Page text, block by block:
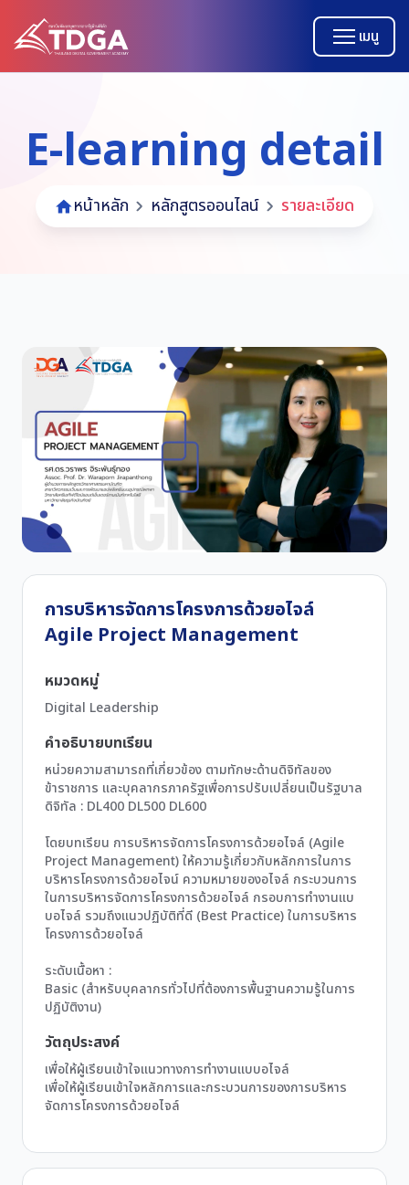
เมนู
E-learning detail
หน้าหลัก หลักสูตรออนไลน์ รายละเอียด
การบริหารจัดการโครงการด้วยอไจล์
Agile Project Management
หมวดหมู่
Digital Leadership
คำอธิบายบทเรียน
หน่วยความสามารถที่เกี่ยวข้อง ตามทักษะด้านดิจิทัลของ
ข้าราชการ และบุคลากรภาครัฐเพื่อการปรับเปลี่ยนเป็นรัฐบาล
ดิจิทัล : DL400 DL500 DL600
โดยบทเรียน การบริหารจัดการโครงการด้วยอไจล์ (Agile
Project Management) ให้ความรู้เกี่ยวกับหลักการในการ
บริหารโครงการด้วยอไจน์ ความหมายของอไจล์ กระบวนการ
ในการบริหารจัดการโครงการด้วยอไจล์ กรอบการทำงานแบ
บอไจล์ รวมถึงแนวปฏิบัติที่ดี (Best Practice) ในการบริหาร
โครงการด้วยอไจล์
ระดับเนื้อหา :
Basic (สำหรับบุคลากรทั่วไปที่ต้องการพื้นฐานความรู้ในการ
ปฏิบัติงาน)
วัตถุประสงค์
เพื่อให้ผู้เรียนเข้าใจแนวทางการทำงานแบบอไจล์
เพื่อให้ผู้เรียนเข้าใจหลักการและกระบวนการของการบริหาร
จัดการโครงการด้วยอไจล์